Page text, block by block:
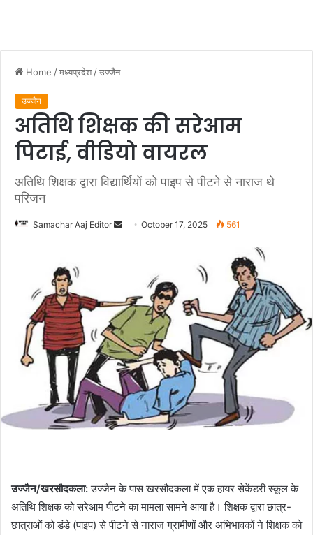
Home /मध्यप्रदेश /उज्जैन
उज्जैन
अतिथि शिक्षक की सरेआम
पिटाई, वीडियो वायरल
अतिथि शिक्षक द्वारा विद्यार्थियों को पाइप से पीटने से नाराज थे
परिजन
Samachar Aaj Editor
SendOctober 17, 2025 561
उज्जैन/खरसौदकला:उज्जैन के पास खरसौदकला में एक हायर सेकेंडरी स्कूल के
अतिथि शिक्षक को सरेआम पीटने का मामला सामने आया है। शिक्षक द्वारा छात्र-
छात्राओं को डंडे (पाइप) से पीटने से नाराज ग्रामीणों और अभिभावकों ने शिक्षक को